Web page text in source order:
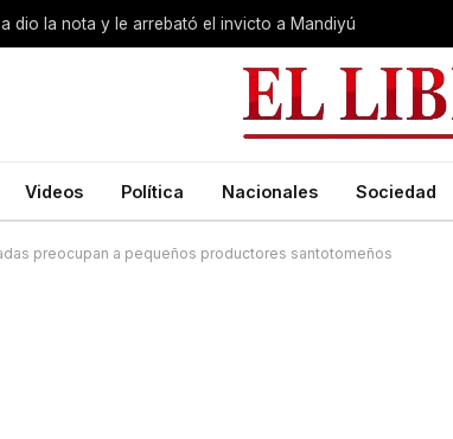
dio la nota y le arrebató el invicto a Mandiyú
Videos Política Nacionales Sociedad
preocupan a pequeños productores santotomeños